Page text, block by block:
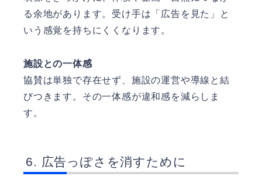
る余地があります。受け手は「広告を見た」と
いう感覚を持ちにくくなります。
施設との一体感
協賛は単独で存在せず、施設の運営や導線と結
びつきます。その一体感が違和感を減らしま
す。
広告っぽさを消すために